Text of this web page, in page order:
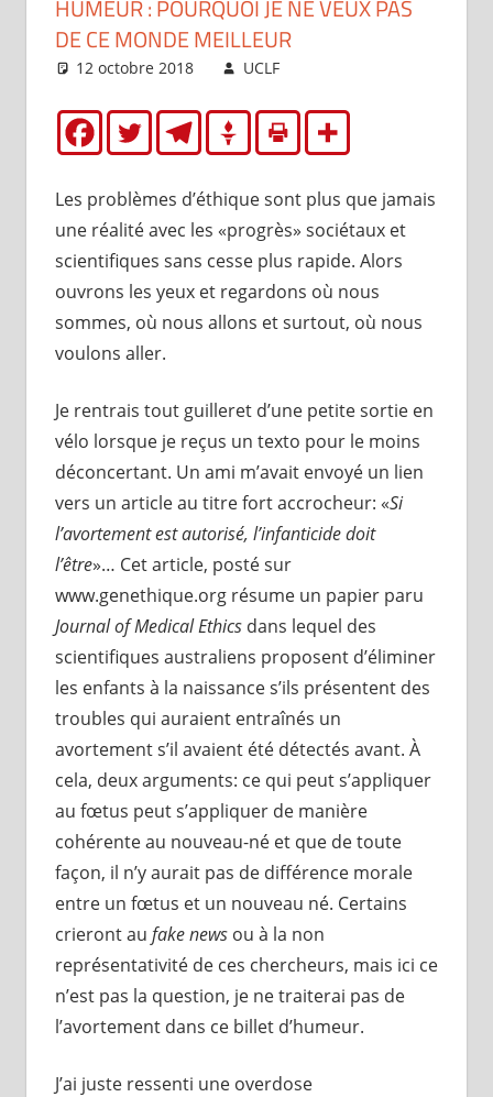
HUMEUR : POURQUOI JE NE VEUX PAS
DE CE MONDE MEILLEUR
12 octobre 2018 UCLF
Les problèmes d’éthique sont plus que jamais
une réalité avec les «progrès» sociétaux et
scientifiques sans cesse plus rapide. Alors
ouvrons les yeux et regardons où nous
sommes, où nous allons et surtout, où nous
voulons aller.
Je rentrais tout guilleret d’une petite sortie en
vélo lorsque je reçus un texto pour le moins
déconcertant. Un ami m’avait envoyé un lien
vers un article au titre fort accrocheur: «Si
l’avortement est autorisé, l’infanticide doit
l’être»… Cet article, posté sur
www.genethique.org résume un papier paru
Journal of Medical Ethicsdans lequel des
scientifiques australiens proposent d’éliminer
les enfants à la naissance s’ils présentent des
troubles qui auraient entraînés un
avortement s’il avaient été détectés avant. À
cela, deux arguments: ce qui peut s’appliquer
au fœtus peut s’appliquer de manière
cohérente au nouveau-né et que de toute
façon, il n’y aurait pas de différence morale
entre un fœtus et un nouveau né. Certains
crieront au fake newsou à la non
représentativité de ces chercheurs, mais ici ce
n’est pas la question, je ne traiterai pas de
l’avortement dans ce billet d’humeur.
J’ai juste ressenti une overdose